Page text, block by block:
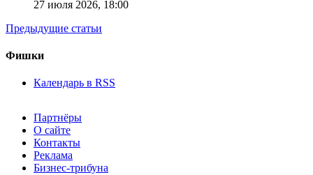
27 июля 2026, 18:00
Предыдущие статьи
Фишки
Календарь в RSS
Партнёры
О сайте
Контакты
Реклама
Бизнес-трибуна